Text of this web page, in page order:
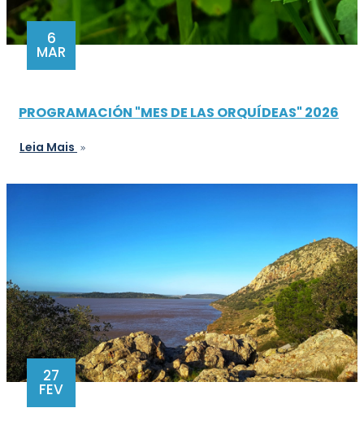
6
MAR
PROGRAMACIÓN "MES DE LAS ORQUÍDEAS" 2026
Leia Mais
27
FEV